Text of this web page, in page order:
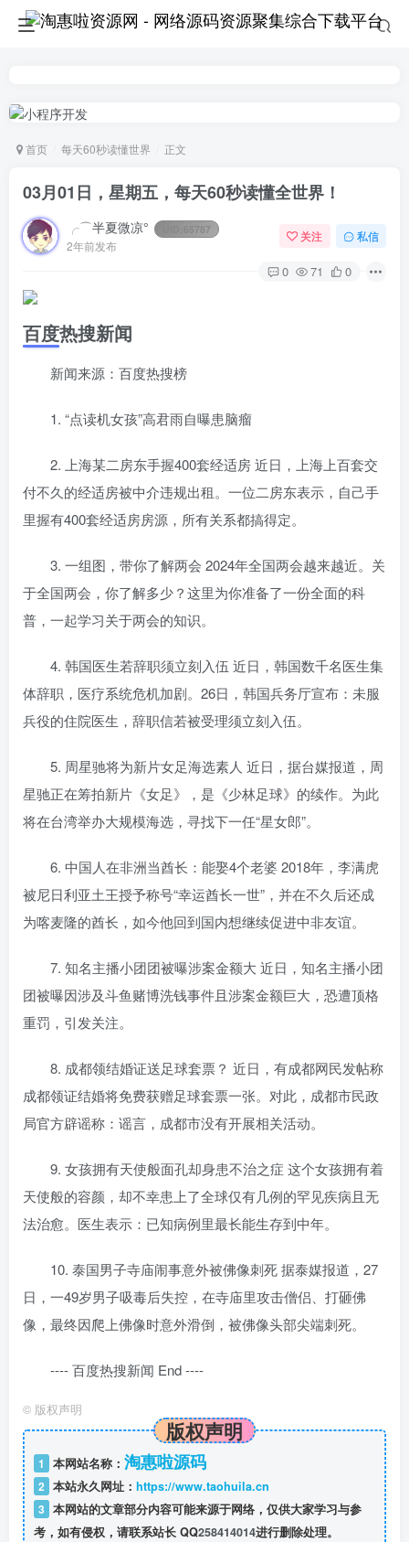
首页 每天60秒读懂世界 正文
03月01日，星期五，每天60秒读懂全世界！
╭⌒半夏微凉° 65787
2年前发布
关注 私信
0 71 0
百度热搜新闻
新闻来源：百度热搜榜
1. “点读机女孩”高君雨自曝患脑瘤
2. 上海某二房东手握400套经适房 近日，上海上百套交
付不久的经适房被中介违规出租。一位二房东表示，自己手
里握有400套经适房房源，所有关系都搞得定。
3. 一组图，带你了解两会 2024年全国两会越来越近。关
于全国两会，你了解多少？这里为你准备了一份全面的科
普，一起学习关于两会的知识。
4. 韩国医生若辞职须立刻入伍 近日，韩国数千名医生集
体辞职，医疗系统危机加剧。26日，韩国兵务厅宣布：未服
兵役的住院医生，辞职信若被受理须立刻入伍。
5. 周星驰将为新片女足海选素人 近日，据台媒报道，周
星驰正在筹拍新片《女足》，是《少林足球》的续作。为此
将在台湾举办大规模海选，寻找下一任“星女郎”。
6. 中国人在非洲当酋长：能娶4个老婆 2018年，李满虎
被尼日利亚土王授予称号“幸运酋长一世”，并在不久后还成
为喀麦隆的酋长，如今他回到国内想继续促进中非友谊。
7. 知名主播小团团被曝涉案金额大 近日，知名主播小团
团被曝因涉及斗鱼赌博洗钱事件且涉案金额巨大，恐遭顶格
重罚，引发关注。
8. 成都领结婚证送足球套票？ 近日，有成都网民发帖称
成都领证结婚将免费获赠足球套票一张。对此，成都市民政
局官方辟谣称：谣言，成都市没有开展相关活动。
9. 女孩拥有天使般面孔却身患不治之症 这个女孩拥有着
天使般的容颜，却不幸患上了全球仅有几例的罕见疾病且无
法治愈。医生表示：已知病例里最长能生存到中年。
10. 泰国男子寺庙闹事意外被佛像刺死 据泰媒报道，27
日，一49岁男子吸毒后失控，在寺庙里攻击僧侣、打砸佛
像，最终因爬上佛像时意外滑倒，被佛像头部尖端刺死。
---- 百度热搜新闻 End ----
© 版权声明
版权声明
1 本网站名称： 淘惠啦源码
2 本站永久网址： https://www.taohuila.cn
3 本网站的文章部分内容可能来源于网络，仅供大家学习与参
考，如有侵权，请联系站长 QQ258414014进行删除处理。